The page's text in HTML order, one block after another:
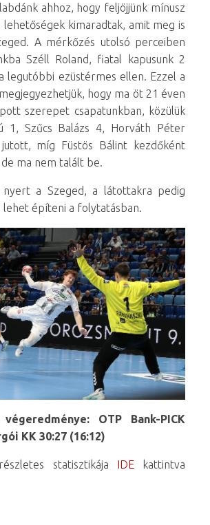
ahhoz, hogy feljöjjünk mínusz
lehetőségek kimaradtak, amit meg is
A mérkőzés utolsó perceiben
Széll Roland, fiatal kapusunk 2
legutóbbi ezüstérmes ellen. Ezzel a
hogy ma öt 21 éven
szerepet csapatunkban, közülük
1, Szűcs Balázs 4, Horváth Péter
míg Füstös Bálint kezdőként
ma nem talált be.
a Szeged, a látottakra pedig
építeni a folytatásban.
OTP Bank-PICK
KK 30:27 (16:12)
statisztikája IDEkattintva